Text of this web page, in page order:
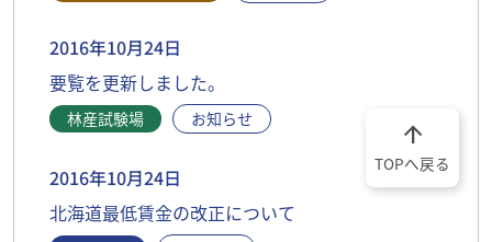
2016年10月24日
要覧を更新しました。
林産試験場 お知らせ
2016年10月24日
北海道最低賃金の改正について
arrow_upward
TOPへ戻る